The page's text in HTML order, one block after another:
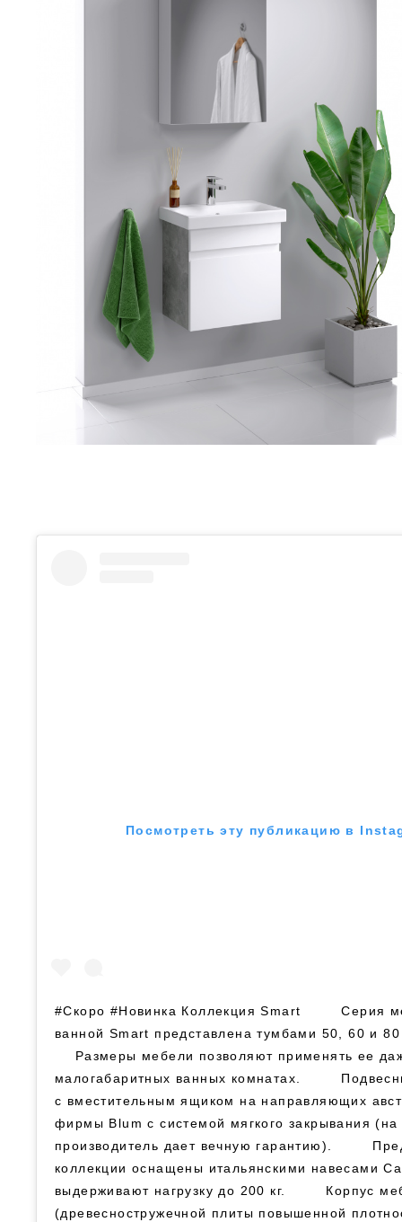
Посмотреть эту публикацию в
#Скоро #Новинка Коллекция Smart ⠀ ⠀⠀Серия
ванной Smart представлена тумбами 50, 60 и
⠀⠀Размеры мебели позволяют применять ее
малогабаритных ванных комнатах. ⠀
с вместительным ящиком на направляющих
фирмы Blum с системой мягкого закрывания (на
производитель дает вечную гарантию). ⠀
коллекции оснащены итальянскими навесами
выдерживают нагрузку до 200 кг. ⠀ ⠀⠀Корпус
(древесностружечной плиты повышенной